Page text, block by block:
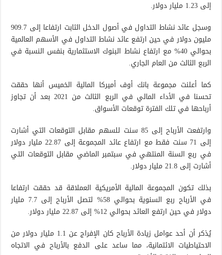
إلى 1.23 مليار دولار.
وسجل عائد نشاط التداول في أصول الدخل الثابت ارتفاعا إلى 909.7
مليون دولار في حين ارتفع عائد نشاط التداول في الأسهم العالمية
بحوالي 40% مع ارتفاع نشاط البنوك الاستثمارية بنفس النسبة في
الربع الثالث من العام الجاري.
كما أعلنت مجموعة بانك أوف أميركا المالية الخميس أنها حققت
تحسنا في الأداء المالي في الربع الثالث من 2021 بعد أن تجاوز
أرباحها في تلك الفترة توقعات الأسواق.
وارتفعت الأرباح إلى 85 سنت للسهم مقابل التوقعات التي أشارت
إلى 71 سنت فقط مع ارتفاع عائد المجموعة إلى 22.87 مليار دولار
في ربع السنة المنتهي في سبتمبر الماضي مقابل التوقعات التي
أشارت إلى 21.8 مليار دولار.
بذلك تكون المجموعة المالية الأمريكية العملاقة قد حققت ارتفاعا
في الأرباح ربع السنوية بحوالي 58% لتصل الأرباح إلى 7.7 مليار
دولار في حين ارتفع العائد بحوالي 12% إلى 22.87 مليار دولار.
يُذكر أن أحد عوامل زيادة الأرباح كان الإفراج عن 1.1 مليار دولار من
الاحتياطيات الائتمانية، مما ساعد على الدفع بالأرباح في الاتجاه